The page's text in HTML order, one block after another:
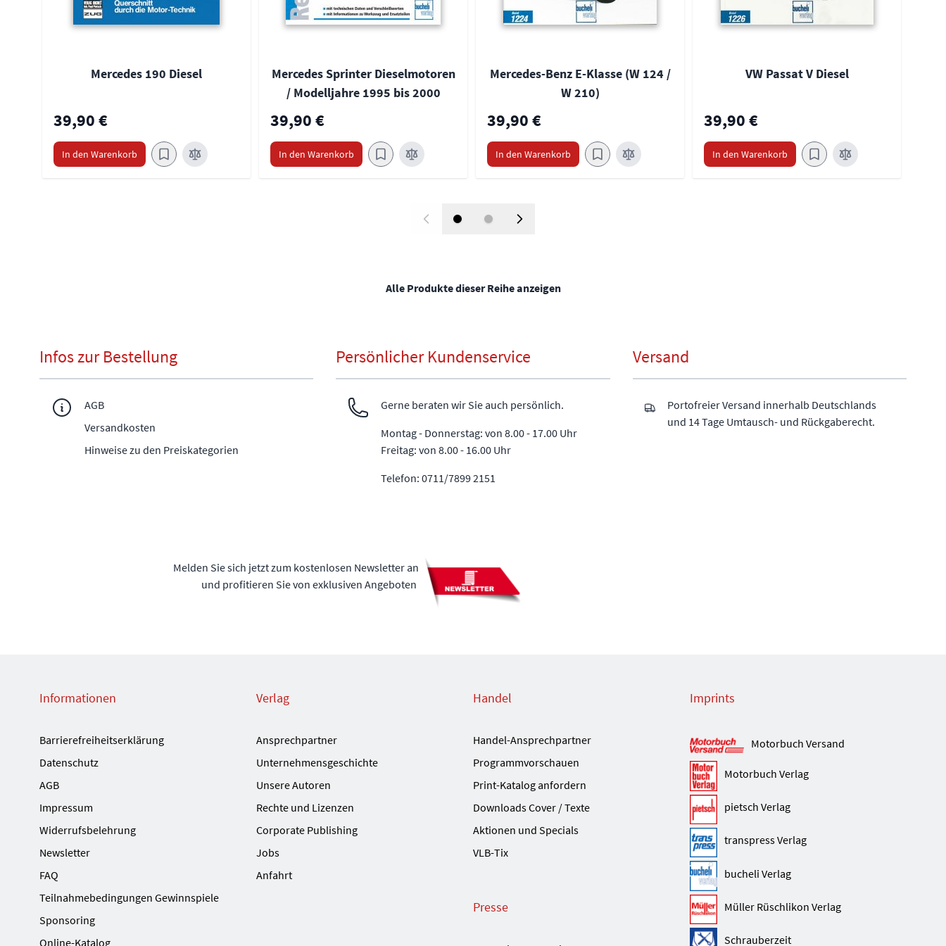
Mercedes 190 Diesel
39,90 €
In den Warenkorb
Mercedes Sprinter Dieselmotoren
/ Modelljahre 1995 bis 2000
39,90 €
In den Warenkorb
Mercedes-Benz E-Klasse (W 124 /
W 210)
39,90 €
In den Warenkorb
VW Passat V Diesel
39,90 €
In den Warenkorb
Alle Produkte dieser Reihe anzeigen
Infos zur Bestellung
AGB
Versandkosten
Hinweise zu den Preiskategorien
Persönlicher Kundenservice
Gerne beraten wir Sie auch persönlich.
Montag - Donnerstag: von 8.00 - 17.00 Uhr
Freitag: von 8.00 - 16.00 Uhr
Telefon: 0711/7899 2151
Versand
Portofreier Versand innerhalb Deutschlands
und 14 Tage Umtausch- und Rückgaberecht.
Melden Sie sich jetzt zum kostenlosen Newsletter an
und profitieren Sie von exklusiven Angeboten
Informationen
Barrierefreiheitserklärung
Datenschutz
AGB
Impressum
Widerrufsbelehrung
Newsletter
FAQ
Teilnahmebedingungen Gewinnspiele
Sponsoring
Online-Katalog
Verlag
Ansprechpartner
Unternehmensgeschichte
Unsere Autoren
Rechte und Lizenzen
Corporate Publishing
Jobs
Anfahrt
Handel
Handel-Ansprechpartner
Programmvorschauen
Print-Katalog anfordern
Downloads Cover / Texte
Aktionen und Specials
VLB-Tix
Presse
Imprints
Motorbuch Versand
Motorbuch Verlag
pietsch Verlag
transpress Verlag
bucheli Verlag
Müller Rüschlikon Verlag
Schrauberzeit